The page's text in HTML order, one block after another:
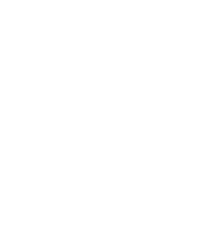
distributeurs et
projet à notre service